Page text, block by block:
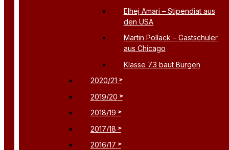
Elhej Amari – Stipendiat aus
den USA
Martin Pollack – Gastschüler
aus Chicago
Klasse 7.3 baut Burgen
2020/21
2019/20
2018/19
2017/18
2016/17